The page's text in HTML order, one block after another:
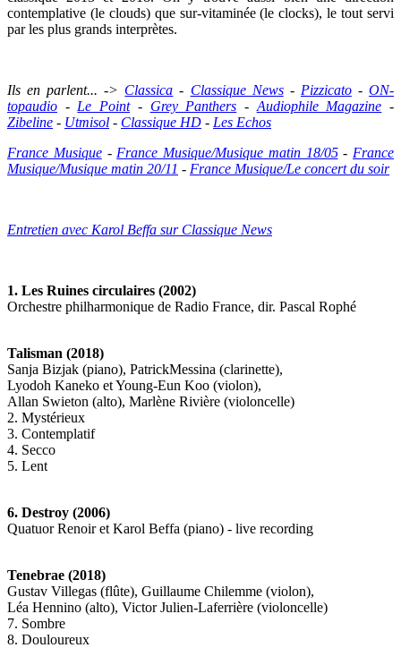
contemplative (le clouds) que sur-vitaminée (le clocks), le tout servi
par les plus grands interprètes.
Ils en parlent... -> Classica - Classique News- Pizzicato-ON-
topaudio - Le Point- Grey Panthers - Audiophile Magazine -
Zibeline - Utmisol - Classique HD - Les Echos
France Musique- France Musique/Musique matin 18/05- France
Musique/Musique matin 20/11 - France Musique/Le concert du soir
Entretien avec Karol Beffa sur Classique News
1. Les Ruines circulaires (2002)
Orchestre philharmonique de Radio France, dir. Pascal Rophé
Talisman (2018)
Sanja Bizjak (piano), PatrickMessina (clarinette),
Lyodoh Kaneko et Young-Eun Koo (violon),
Allan Swieton (alto), Marlène Rivière (violoncelle)
2. Mystérieux
3. Contemplatif
4. Secco
5. Lent
6. Destroy (2006)
Quatuor Renoir et Karol Beffa (piano) - live recording
Tenebrae (2018)
Gustav Villegas (flûte), Guillaume Chilemme (violon),
Léa Hennino (alto), Victor Julien-Laferrière (violoncelle)
7. Sombre
8. Douloureux